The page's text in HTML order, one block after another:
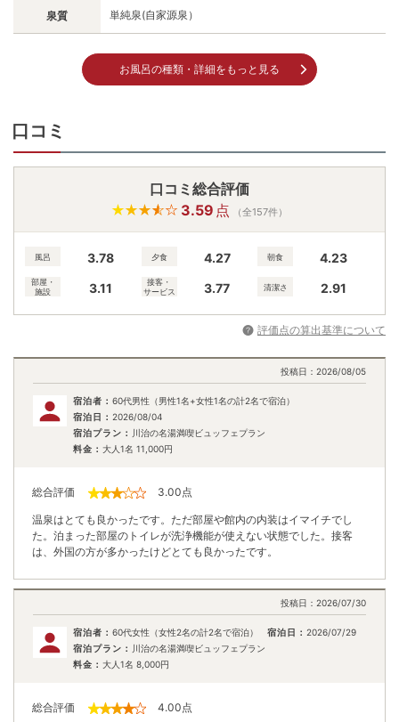
泉質 単純泉(自家源泉）
お風呂の種類・詳細をもっと見る
口コミ
口コミ総合評価
3.59 点 （全157件）
風呂 3.78 夕食 4.27 朝食 4.23
部屋・
施設
3.11
接客・
サービス
3.77 清潔さ 2.91
評価点の算出基準について
投稿日： 2026/08/05
宿泊者： 60代男性（男性1名+女性1名の計2名で宿泊）
宿泊日： 2026/08/04
宿泊プラン：
川治の名湯満喫ビュッフェプラン
料金： 大人1名 11,000円
総合評価 3.00点
温泉はとても良かったです。ただ部屋や館内の内装はイマイチでし
た。泊まった部屋のトイレが洗浄機能が使えない状態でした。接客
は、外国の方が多かったけどとても良かったです。
投稿日： 2026/07/30
宿泊者： 60代女性（女性2名の計2名で宿泊） 宿泊日： 2026/07/29
宿泊プラン：
川治の名湯満喫ビュッフェプラン
料金： 大人1名 8,000円
総合評価 4.00点